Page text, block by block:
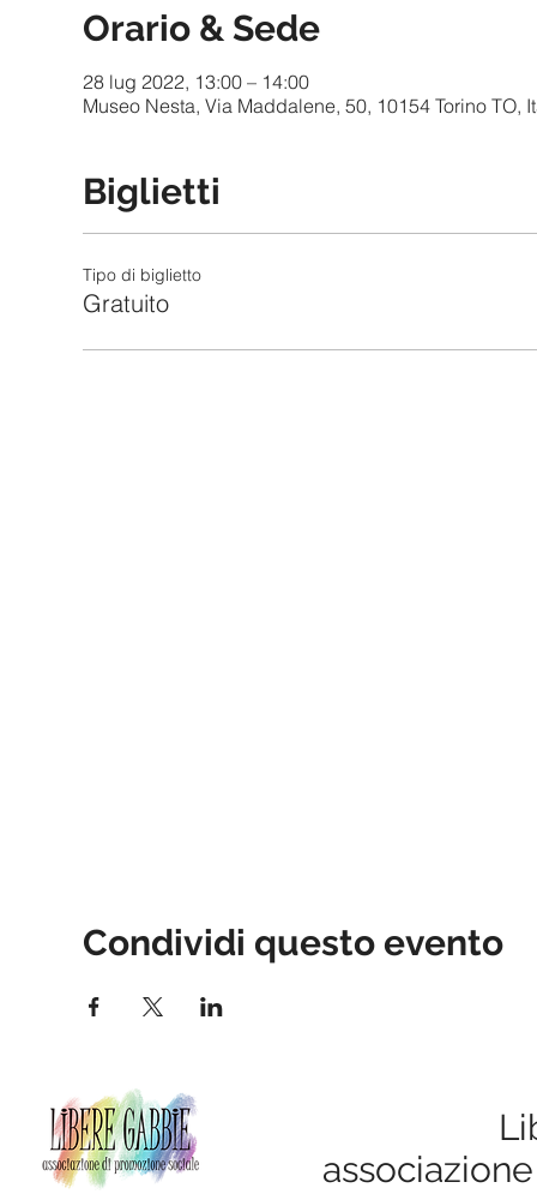
Orario & Sede
28 lug 2022, 13:00 – 14:00
Museo Nesta, Via Maddalene, 50, 10154 Torino TO,
Biglietti
Tipo di biglietto
Gratuito
Condividi questo evento